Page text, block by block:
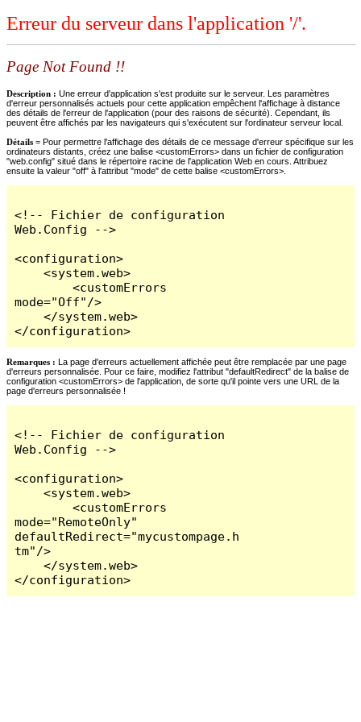
Erreur du serveur dans l'application '/'.
Page Not Found !!
Description : Une erreur d'application s'est produite sur le serveur. Les paramètres
d'erreur personnalisés actuels pour cette application empêchent l'affichage à distance
des détails de l'erreur de l'application (pour des raisons de sécurité). Cependant, ils
peuvent être affichés par les navigateurs qui s'exécutent sur l'ordinateur serveur local.
Détails = Pour permettre l'affichage des détails de ce message d'erreur spécifique sur les
ordinateurs distants, créez une balise <customErrors> dans un fichier de configuration
"web.config" situé dans le répertoire racine de l'application Web en cours. Attribuez
ensuite la valeur "off" à l'attribut "mode" de cette balise <customErrors>.
<!-- Fichier de configuration
Web.Config -->
<configuration>
    <system.web>
        <customErrors
mode="Off"/>
    </system.web>
</configuration>
Remarques : La page d'erreurs actuellement affichée peut être remplacée par une page
d'erreurs personnalisée. Pour ce faire, modifiez l'attribut "defaultRedirect" de la balise de
configuration <customErrors> de l'application, de sorte qu'il pointe vers une URL de la
page d'erreurs personnalisée !
<!-- Fichier de configuration
Web.Config -->
<configuration>
    <system.web>
        <customErrors
mode="RemoteOnly"
defaultRedirect="mycustompage.h
tm"/>
    </system.web>
</configuration>